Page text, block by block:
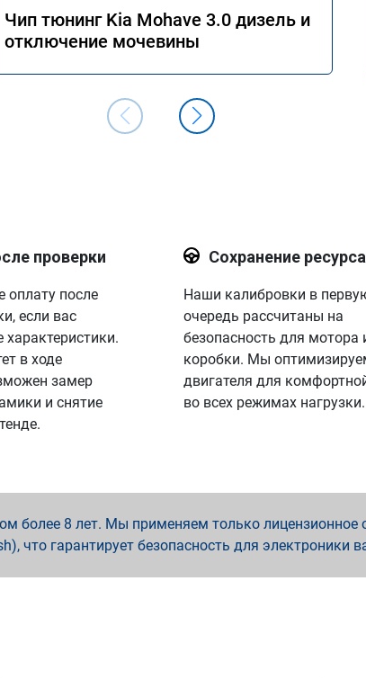
Чип тюнинг Kia Mohave 3.0 дизель и
отключение мочевины
проверки
оплату после
если вас
характеристики.
в ходе
замер
и снятие
Сохранение ресурса
Наши калибровки в
очередь рассчитаны на
безопасность для мотора
коробки. Мы
двигателя для
во всех режимах нагрузки.
более 8 лет. Мы применяем только лицензионное
что гарантирует безопасность для электроники